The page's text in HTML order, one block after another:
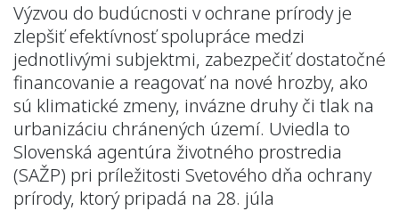
Výzvou do budúcnosti v ochrane prírody je
zlepšiť efektívnosť spolupráce medzi
jednotlivými subjektmi, zabezpečiť dostatočné
financovanie a reagovať na nové hrozby, ako
sú klimatické zmeny, invázne druhy či tlak na
urbanizáciu chránených území. Uviedla to
Slovenská agentúra životného prostredia
(SAŽP) pri príležitosti Svetového dňa ochrany
prírody, ktorý pripadá na 28. júla